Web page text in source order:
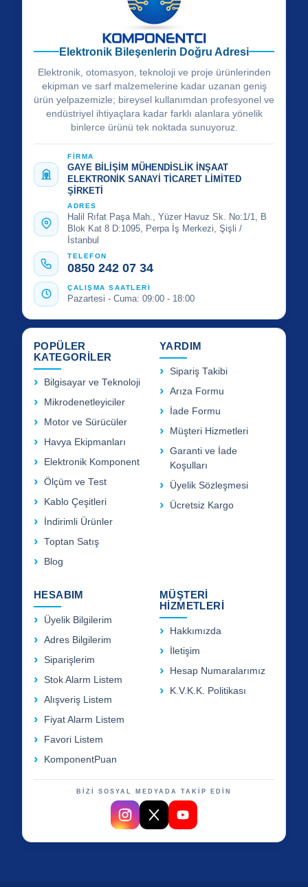
Elektronik Bileşenlerin Doğru Adresi
Elektronik, otomasyon, teknoloji ve proje ürünlerinden
ekipman ve sarf malzemelerine kadar uzanan geniş
ürün yelpazemizle; bireysel kullanımdan profesyonel ve
endüstriyel ihtiyaçlara kadar farklı alanlara yönelik
binlerce ürünü tek noktada sunuyoruz.
FİRMA
GAYE BİLİŞİM MÜHENDİSLİK İNŞAAT
ELEKTRONİK SANAYİ TİCARET LİMİTED
ŞİRKETİ
ADRES
Halil Rıfat Paşa Mah., Yüzer Havuz Sk. No:1/1, B
Blok Kat 8 D:1095, Perpa İş Merkezi, Şişli /
İstanbul
TELEFON
0850 242 07 34
ÇALIŞMA SAATLERİ
Pazartesi - Cuma: 09:00 - 18:00
POPÜLER
KATEGORİLER
Bilgisayar ve Teknoloji
Mikrodenetleyiciler
Motor ve Sürücüler
Havya Ekipmanları
Elektronik Komponent
Ölçüm ve Test
Kablo Çeşitleri
İndirimli Ürünler
Toptan Satış
Blog
YARDIM
Sipariş Takibi
Arıza Formu
İade Formu
Müşteri Hizmetleri
Garanti ve İade
Koşulları
Üyelik Sözleşmesi
Ücretsiz Kargo
HESABIM
Üyelik Bilgilerim
Adres Bilgilerim
Siparişlerim
Stok Alarm Listem
Alışveriş Listem
Fiyat Alarm Listem
Favori Listem
KomponentPuan
MÜŞTERİ
HİZMETLERİ
Hakkımızda
İletişim
Hesap Numaralarımız
K.V.K.K. Politikası
BİZİ SOSYAL MEDYADA TAKİP EDİN